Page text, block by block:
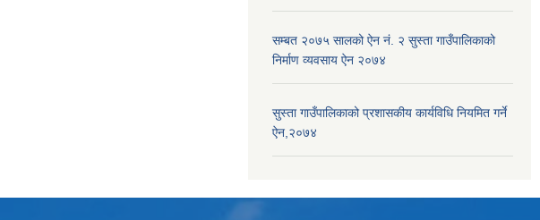
सम्बत २०७५ सालको ऐन नं. २ सुस्ता गाउँपालिकाको
निर्माण व्यवसाय ऐन २०७४
सुस्ता गाउँपालिकाको प्रशासकीय कार्यविधि नियमित गर्ने
ऐन,२०७४